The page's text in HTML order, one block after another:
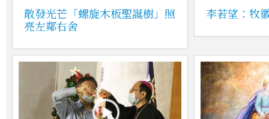
散發光芒「螺旋木板聖誕樹」照
亮左鄰右舍
李若望：牧